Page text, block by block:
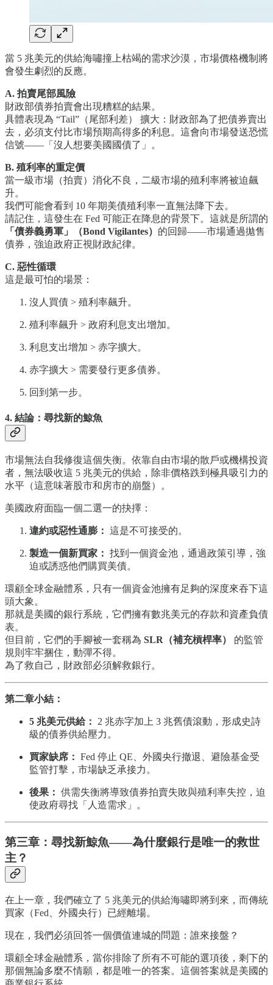
當 5 兆美元的供給海嘯撞上枯竭的需求沙漠，市場價格機制將
會發生劇烈的反應。
A. 拍賣尾部風險
財政部債券拍賣會出現糟糕的結果。
具體表現為 “Tail”（尾部利差） 擴大：財政部為了把債券賣出
去，必須支付比市場預期高得多的利息。這會向市場發送恐慌
信號——「沒人想要美國國債了」。
B. 殖利率的重定價
當一級市場（拍賣）消化不良，二級市場的殖利率將被迫飆
升。
我們可能會看到 10 年期美債殖利率一直無法降下去。
請記住，這發生在 Fed 可能正在降息的背景下。這就是所謂的
「債券義勇軍」（Bond Vigilantes） 的回歸——市場通過拋售
債券，強迫政府正視財政紀律。
C. 惡性循環
這是最可怕的場景：
沒人買債 > 殖利率飆升。
殖利率飆升 > 政府利息支出增加。
利息支出增加 > 赤字擴大。
赤字擴大 > 需要發行更多債券。
回到第一步。
4. 結論：尋找新的鯨魚
市場無法自我修復這個失衡。依靠自由市場的散戶或機構投資
者，無法吸收這 5 兆美元的供給，除非價格跌到極具吸引力的
水平（這意味著股市和房市的崩盤）。
美國政府面臨一個二選一的抉擇：
違約或惡性通膨： 這是不可接受的。
製造一個新買家： 找到一個資金池，通過政策引導，強
迫或誘惑他們購買美債。
環顧全球金融體系，只有一個資金池擁有足夠的深度來吞下這
頭大象。
那就是美國的銀行系統，它們擁有數兆美元的存款和資產負債
表。
但目前，它們的手腳被一套稱為 SLR（補充槓桿率）
的監管
規則牢牢捆住，動彈不得。
為了救自己，財政部必須解救銀行。
第二章小結：
5 兆美元供給：
2 兆赤字加上 3 兆舊債滾動，形成史詩
級的債券供給壓力。
買家缺席： Fed 停止 QE、外國央行撤退、避險基金受
監管打擊，市場缺乏承接力。
後果： 供需失衡將導致債券拍賣失敗與殖利率失控，迫
使政府尋找「人造需求」。
第三章：尋找新鯨魚——為什麼銀行是唯一的救世
主？
在上一章，我們確立了 5 兆美元的供給海嘯即將到來，而傳統
買家（Fed、外國央行）已經離場。
現在，我們必須回答一個價值連城的問題：誰來接盤？
環顧全球金融體系，當你排除了所有不可能的選項後，剩下的
那個無論多麼不情願，都是唯一的答案。這個答案就是美國的